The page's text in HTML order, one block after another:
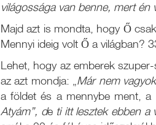
világossága van benne, mert én
Majd azt is mondta, hogy Ő
Mennyi ideig volt Ő a világban?
Lehet, hogy az emberek
az azt mondja: „ Már nem
a földet és a mennybe ment, a
Atyám”, de ti itt lesztek ebben a